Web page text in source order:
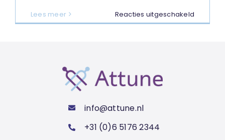
Lees meer Reacties uitgeschakeld
Brein-
info@attune.nl
+31 (0)6 5176 2344